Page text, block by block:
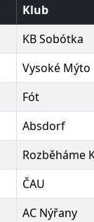
Klub
KB Sobótka
Vysoké Mýto
Fót
Absdorf
Rozběháme
ČAU
AC Nýřany